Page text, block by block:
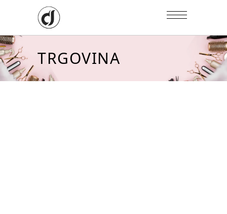
TRGOVINA